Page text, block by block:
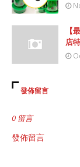
【
店
發佈留言
0 留言
發佈留言